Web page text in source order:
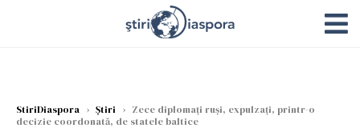
StiriDiaspora › Știri › Zece diplomați ruși, expulzați, printr-o
decizie coordonată, de statele baltice